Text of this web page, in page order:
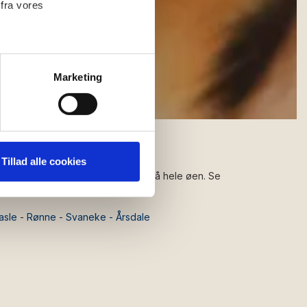
vores
og til at analysere
for sociale medier,
Marketing
Tillad alle cookies
alle vores feriesteder fordelt på hele øen. Se
- Rønne - Svaneke - Årsdale